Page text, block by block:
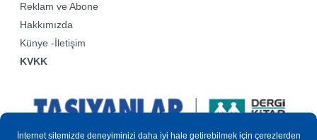
Reklam ve Abone
Hakkımızda
Künye -İletişim
KVKK